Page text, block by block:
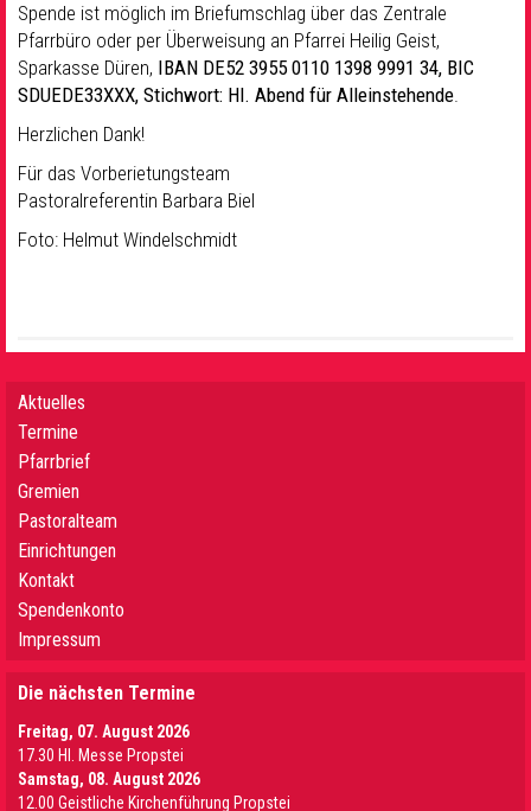
Spende ist möglich im Briefumschlag über das Zentrale
Pfarrbüro oder per Überweisung an Pfarrei Heilig Geist,
Sparkasse Düren, IBAN DE52 3955 0110 1398 9991 34, BIC
SDUEDE33XXX, Stichwort: Hl. Abend für Alleinstehende.
Herzlichen Dank!
Für das Vorberietungsteam
Pastoralreferentin Barbara Biel
Foto: Helmut Windelschmidt
Aktuelles
Termine
Pfarrbrief
Gremien
Pastoralteam
Einrichtungen
Kontakt
Spendenkonto
Impressum
Die nächsten Termine
Freitag, 07. August 2026
17.30 Hl. Messe Propstei
Samstag, 08. August 2026
12.00 Geistliche Kirchenführung Propstei